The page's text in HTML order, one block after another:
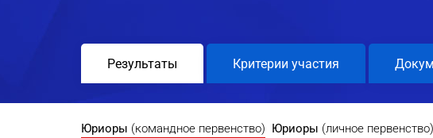
Результаты Критерии участия
Юриоры (командное первенство) Юриоры (личное первенство)